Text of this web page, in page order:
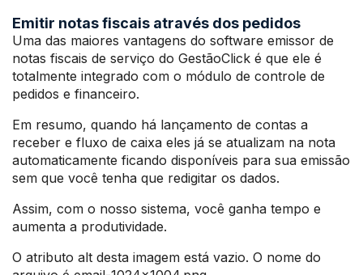
Emitir notas fiscais através dos pedidos
Uma das maiores vantagens do software emissor de
notas fiscais de serviço do GestãoClick é que ele é
totalmente integrado com o módulo de controle de
pedidos e financeiro.
Em resumo, quando há lançamento de contas a
receber e fluxo de caixa eles já se atualizam na nota
automaticamente ficando disponíveis para sua emissão
sem que você tenha que redigitar os dados.
Assim, com o nosso sistema, você ganha tempo e
aumenta a produtividade.
O atributo alt desta imagem está vazio. O nome do